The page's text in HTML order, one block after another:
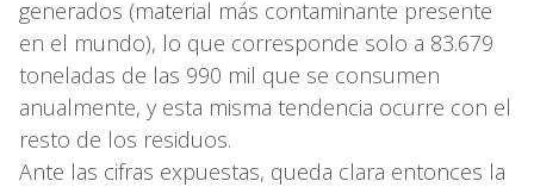
generados (material más contaminante presente
en el mundo), lo que corresponde solo a 83.679
toneladas de las 990 mil que se consumen
anualmente, y esta misma tendencia ocurre con el
resto de los residuos.
Ante las cifras expuestas, queda clara entonces la